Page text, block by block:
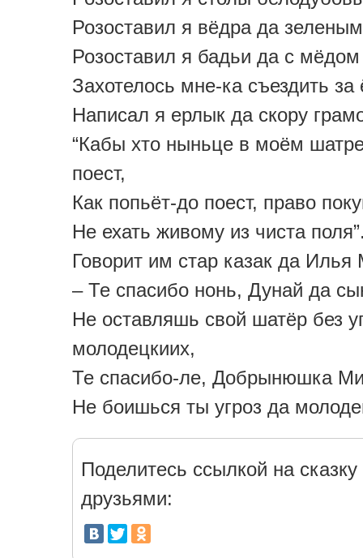
Розоставил я вёдра да
Розоставил я бадьи да с
Захотелось мне-ка съездить за
Написал я ерлык да скору
“Кабы хто ныньце в моём
поест,
Как попьёт-до поест, право
Не ехать живому из чиста
Говорит им стар казак да
– Те спасибо нонь, Дунай да
Не оставляшь свой шатёр без
молодецкиих,
Те спасибо-ле, Добрынюшка
Не боишься ты угроз да
Поделитесь ссылкой на сказку
друзьями: